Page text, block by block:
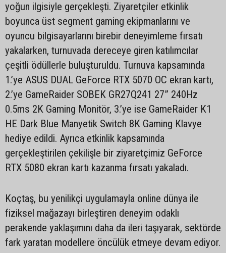
yoğun ilgisiyle gerçekleşti. Ziyaretçiler etkinlik
boyunca üst segment gaming ekipmanlarını ve
oyuncu bilgisayarlarını birebir deneyimleme fırsatı
yakalarken, turnuvada dereceye giren katılımcılar
çeşitli ödüllerle buluşturuldu. Turnuva kapsamında
1.’ye ASUS DUAL GeForce RTX 5070 OC ekran kartı,
2.’ye GameRaider SOBEK GR27Q241 27” 240Hz
0.5ms 2K Gaming Monitör, 3.’ye ise GameRaider K1
HE Dark Blue Manyetik Switch 8K Gaming Klavye
hediye edildi. Ayrıca etkinlik kapsamında
gerçekleştirilen çekilişle bir ziyaretçimiz GeForce
RTX 5080 ekran kartı kazanma fırsatı yakaladı.
Koçtaş, bu yenilikçi uygulamayla online dünya ile
fiziksel mağazayı birleştiren deneyim odaklı
perakende yaklaşımını daha da ileri taşıyarak, sektörde
fark yaratan modellere öncülük etmeye devam ediyor.